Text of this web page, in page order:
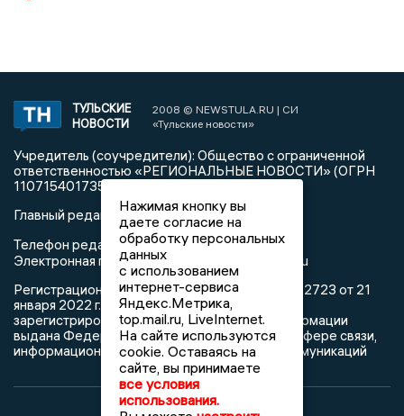
ТУЛЬСКИЕ
НОВОСТИ
2008 © NEWSTULA.RU | СИ
«Тульские новости»
Учредитель (соучредители): Общество с ограниченной
ответственностью «РЕГИОНАЛЬНЫЕ НОВОСТИ» (ОГРН
1107154017354)
Главный редактор: Попова С.А.
Телефон редакции:8 (4872) 710-803
Электронная почта редакции: info@newstula.ru
Регистрационный номер: серия Эл № ФС77-82723 от 21
января 2022 г. согласно выписке из реестра
зарегистрированных средств массовой информации
выдана Федеральной службой по надзору в сфере связи,
информационных технологий и массовых коммуникаций
Нажимая кнопку вы
даете согласие на
обработку персональных
данных
с использованием
интернет-сервиса
Яндекс.Метрика,
top.mail.ru, LiveInternet.
На сайте используются
cookie. Оставаясь на
сайте, вы принимаете
все условия
использования.